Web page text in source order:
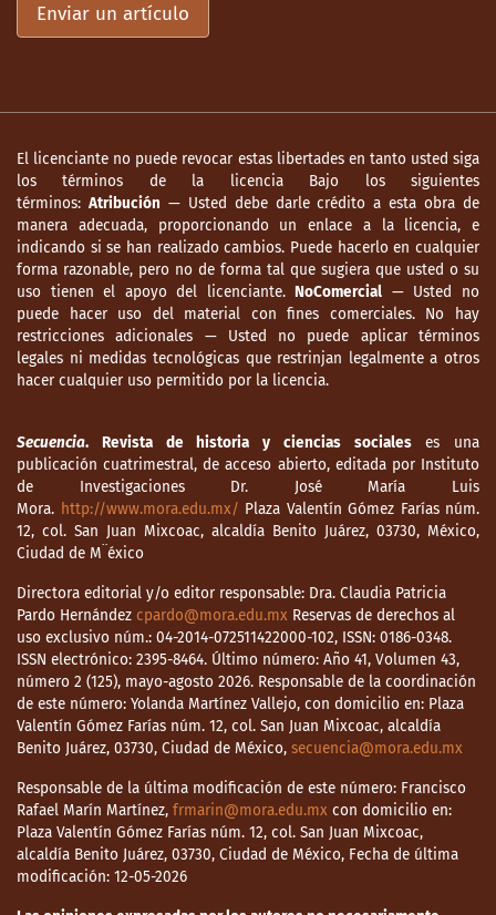
Enviar un artículo
El licenciante no puede revocar estas libertades en tanto usted siga
los términos de la licencia Bajo los siguientes
términos: Atribución — Usted debe darle crédito a esta obra de
manera adecuada, proporcionando un enlace a la licencia, e
indicando si se han realizado cambios. Puede hacerlo en cualquier
forma razonable, pero no de forma tal que sugiera que usted o su
uso tienen el apoyo del licenciante.NoComercial — Usted no
puede hacer uso del material con fines comerciales. No hay
restricciones adicionales — Usted no puede aplicar términos
legales ni medidas tecnológicas que restrinjan legalmente a otros
hacer cualquier uso permitido por la licencia.
Secuencia. Revista de historia y ciencias socialeses una
publicación cuatrimestral, de acceso abierto, editada por Instituto
de Investigaciones Dr. José María Luis
Mora. http://www.mora.edu.mx/ Plaza Valentín Gómez Farías núm.
12, col. San Juan Mixcoac, alcaldía Benito Juárez, 03730, México,
Ciudad de M¨éxico
Directora editorial y/o editor responsable: Dra. Claudia Patricia
Pardo Hernández cpardo@mora.edu.mx Reservas de derechos al
uso exclusivo núm.: 04-2014-072511422000-102, ISSN: 0186-0348.
ISSN electrónico: 2395-8464. Último número: Año 41, Volumen 43,
número 2 (125), mayo-agosto 2026. Responsable de la coordinación
de este número: Yolanda Martínez Vallejo, con domicilio en: Plaza
Valentín Gómez Farías núm. 12, col. San Juan Mixcoac, alcaldía
Benito Juárez, 03730, Ciudad de México, secuencia@mora.edu.mx
Responsable de la última modificación de este número: Francisco
Rafael Marín Martínez, frmarin@mora.edu.mx con domicilio en:
Plaza Valentín Gómez Farías núm. 12, col. San Juan Mixcoac,
alcaldía Benito Juárez, 03730, Ciudad de México, Fecha de última
modificación: 12-05-2026